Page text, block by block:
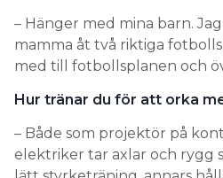
– Hänger med mina barn.
mamma åt två riktiga
med till fotbollsplanen och
Hur tränar du för att orka
– Både som projektör på
elektriker tar axlar och rygg